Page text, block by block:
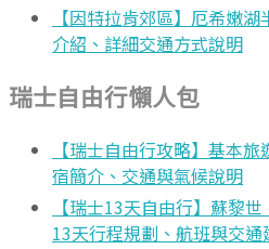
【因特拉肯郊區】厄希嫩
介紹、詳細交通方式說明
瑞士自由行懶人包
【瑞士自由行攻略】基本
宿簡介、交通與氣候說明
【瑞士13天自由行】蘇黎
13天行程規劃、航班與交通